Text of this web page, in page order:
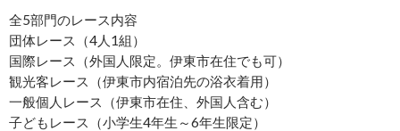
全5部門のレース内容
団体レース（4人1組）
国際レース（外国人限定。伊東市在住でも可）
観光客レース（伊東市内宿泊先の浴衣着用）
一般個人レース（伊東市在住、外国人含む）
子どもレース（小学生4年生～6年生限定）